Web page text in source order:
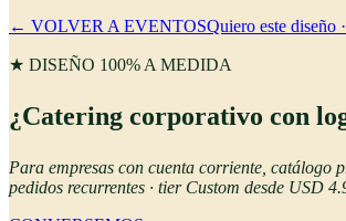
← VOLVER A EVENTOSQuiero este diseño
★ DISEÑO 100% A MEDIDA
¿Catering corporativo con
Para empresas con cuenta corriente, catálogo
pedidos recurrentes · tier Custom desde USD